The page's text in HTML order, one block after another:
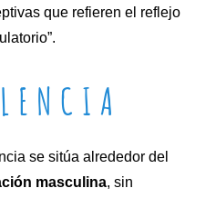
que refieren el reflejo
se sitúa alrededor del
masculina, sin